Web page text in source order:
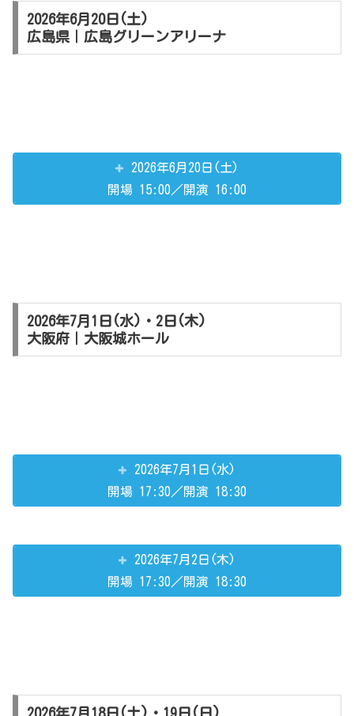
2026年6月20日(土)
広島県｜広島グリーンアリーナ
2026年6月20日(土)
開場 15:00／開演 16:00
2026年7月1日(水)・2日(木)
大阪府｜大阪城ホール
2026年7月1日(水)
開場 17:30／開演 18:30
2026年7月2日(木)
開場 17:30／開演 18:30
2026年7月18日(土)・19日(日)